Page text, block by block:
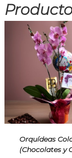
Orquídeas
(Chocolates y